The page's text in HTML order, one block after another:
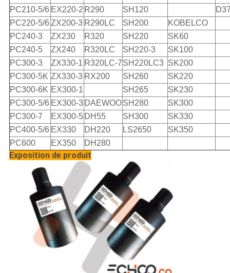
PC210-5/6 EX220-2 R290 SH120
PC220-5/6ZX200-3 R290LC SH200
KOBELCO
PC240-3
ZX230 R320 SH220
SK60
PC240-5
ZX240 R320LC SH220-3
SK100
PC300-3
ZX330-1 R320LC-7SH220LC3 SK200
PC300-5K ZX330-3 RX200 SH260
SK220
PC300-6K EX300-1 SH265
SK230
PC300-5/6 EX300-3 DAEWOOSH280
SK300
PC300-7
EX300-5 DH55 SH300
SK330
PC400-5/6 EX330 DH220 LS2650
SK350
PC600
EX350 DH280
Exposition de produit